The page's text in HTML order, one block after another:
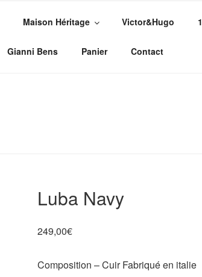
Maison Héritage Victor&Hugo
Gianni Bens Panier Contact
Luba Navy
249,00€
Composition – Cuir Fabriqué en italie